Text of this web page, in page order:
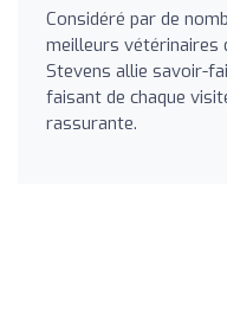
Considéré par de
meilleurs vétérinaires
Stevens allie savoir-
faisant de chaque
rassurante.